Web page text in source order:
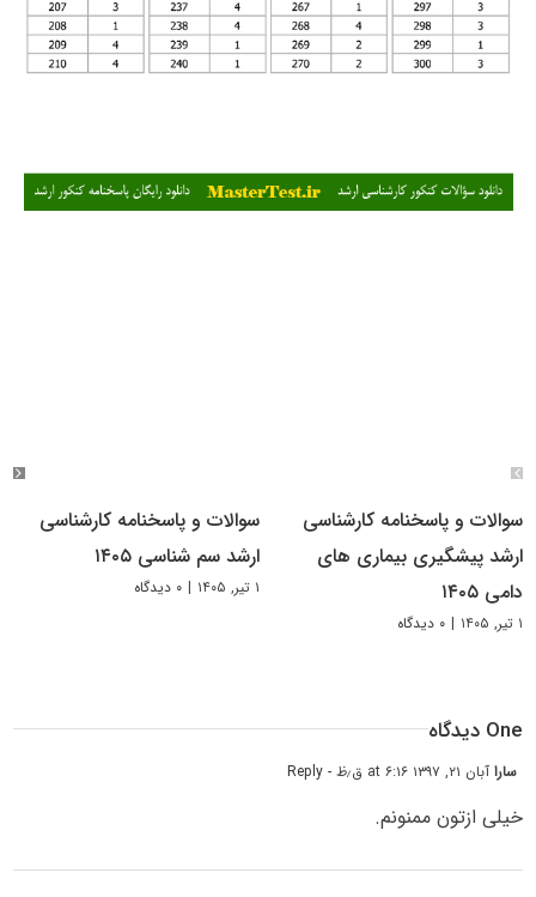
سوالات و پاسخنامه کارشناسی
ارشد پیشگیری بیماری های
دامی ۱۴۰۵
۱ تیر, ۱۴۰۵ | ۰ دیدگاه
سوالات و پاسخنامه کارشناسی
ارشد سم شناسی ۱۴۰۵
۱ تیر, ۱۴۰۵ | ۰ دیدگاه
One دیدگاه
ساراآبان ۲۱, ۱۳۹۷ at ۶:۱۶ ق٫ظ - Reply
خیلی ازتون ممنونم.